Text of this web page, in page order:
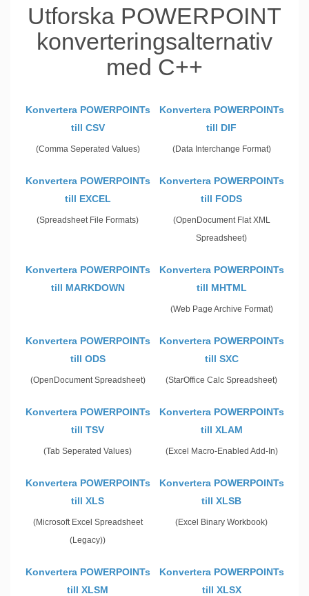
Utforska POWERPOINT
konverteringsalternativ
med C++
Konvertera POWERPOINTs
till CSV
(Comma Seperated Values)
Konvertera POWERPOINTs
till DIF
(Data Interchange Format)
Konvertera POWERPOINTs
till EXCEL
(Spreadsheet File Formats)
Konvertera POWERPOINTs
till FODS
(OpenDocument Flat XML
Spreadsheet)
Konvertera POWERPOINTs
till MARKDOWN
Konvertera POWERPOINTs
till MHTML
(Web Page Archive Format)
Konvertera POWERPOINTs
till ODS
(OpenDocument Spreadsheet)
Konvertera POWERPOINTs
till SXC
(StarOffice Calc Spreadsheet)
Konvertera POWERPOINTs
till TSV
(Tab Seperated Values)
Konvertera POWERPOINTs
till XLAM
(Excel Macro-Enabled Add-In)
Konvertera POWERPOINTs
till XLS
(Microsoft Excel Spreadsheet
(Legacy))
Konvertera POWERPOINTs
till XLSB
(Excel Binary Workbook)
Konvertera POWERPOINTs
till XLSM
Konvertera POWERPOINTs
till XLSX